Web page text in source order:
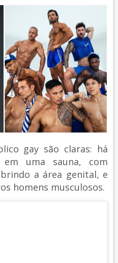
gay são claras: há
em uma sauna, com
a área genital, e
homens musculosos.